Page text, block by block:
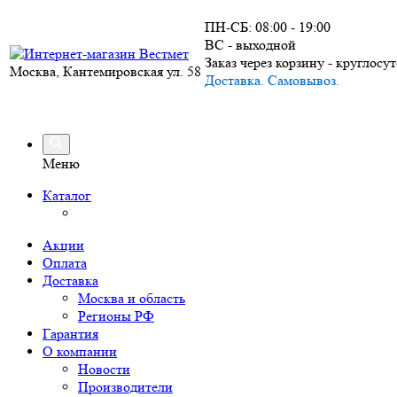
Москва, Кантемировская ул. 58
ПН-СБ: 08:00 - 19:00
ВС - выходной
Заказ через корзину -
Доставка. Самовывоз.
Меню
Каталог
Акции
Оплата
Доставка
Москва и область
Регионы РФ
Гарантия
О компании
Новости
Производители